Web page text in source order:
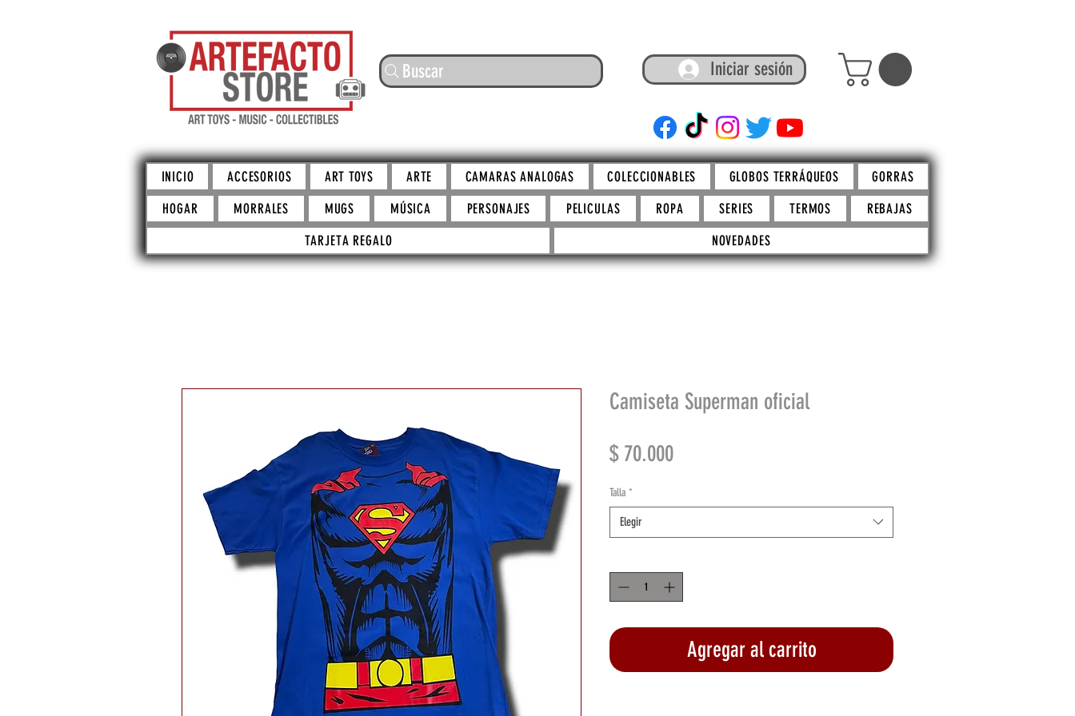
Buscar Iniciar sesión
ARTEFACTO STORE
INICIO ACCESORIOS ART TOYS ARTE CAMARAS ANALOGAS COLECCIONABLES GLOBOS TERRÁQUEOS
GORRAS
HOGAR
MORRALES MUGS MÚSICA PERSONAJES PELICULAS ROPA SERIES TERMOS
REBAJAS
TARJETA REGALO
NOVEDADES
Camiseta Superman oficial
$ 70.000Precio
Talla *
Elegir
Agregar al carrito